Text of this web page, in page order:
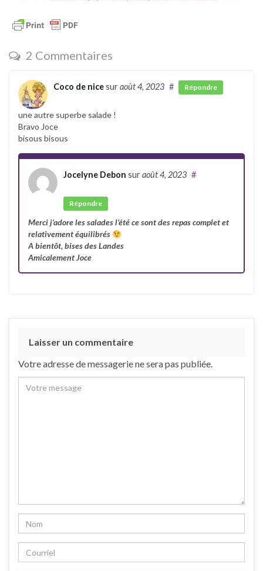
2 Commentaires
Coco de nicesur août 4, 2023 # Répondre
une autre superbe salade !
Bravo Joce
bisous bisous
Jocelyne Debon sur août 4, 2023 #
Répondre
Merci j’adore les salades l’été ce sont des repas complet et
relativement équilibrés
A bientôt, bises des Landes
Amicalement Joce
Laisser un commentaire
Votre adresse de messagerie ne sera pas publiée.